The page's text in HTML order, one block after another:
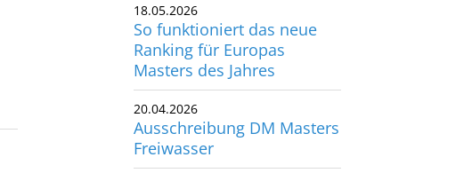
18.05.2026
So funktioniert das neue
Ranking für Europas
Masters des Jahres
20.04.2026
Ausschreibung DM Masters
Freiwasser